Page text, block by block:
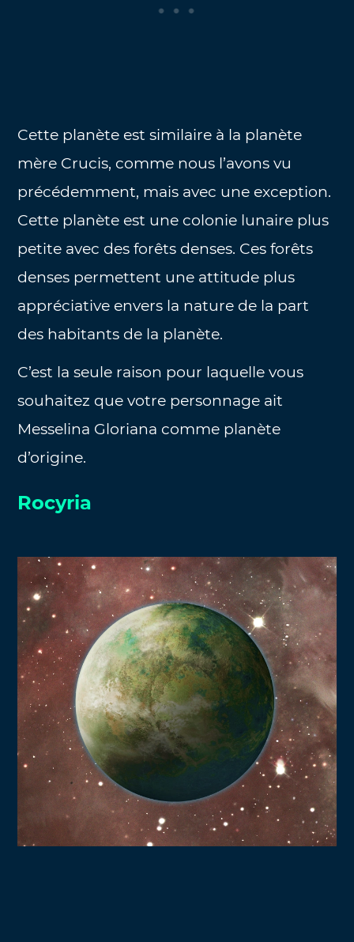
Cette planète est similaire à la planète
mère Crucis, comme nous l’avons vu
précédemment, mais avec une exception.
Cette planète est une colonie lunaire plus
petite avec des forêts denses. Ces forêts
denses permettent une attitude plus
appréciative envers la nature de la part
des habitants de la planète.
C’est la seule raison pour laquelle vous
souhaitez que votre personnage ait
Messelina Gloriana comme planète
d’origine.
Rocyria